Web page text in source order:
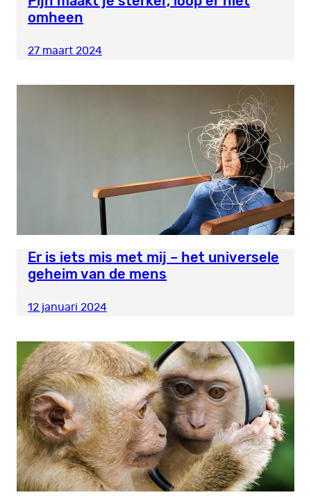
omheen
27 maart 2024
Er is iets mis met mij – het universele
geheim van de mens
12 januari 2024